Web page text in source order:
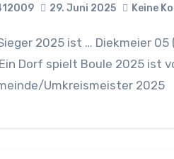
29. Juni 2025 Keine
Dorf spielt Boule 2025 ist
Umkreismeister 2025